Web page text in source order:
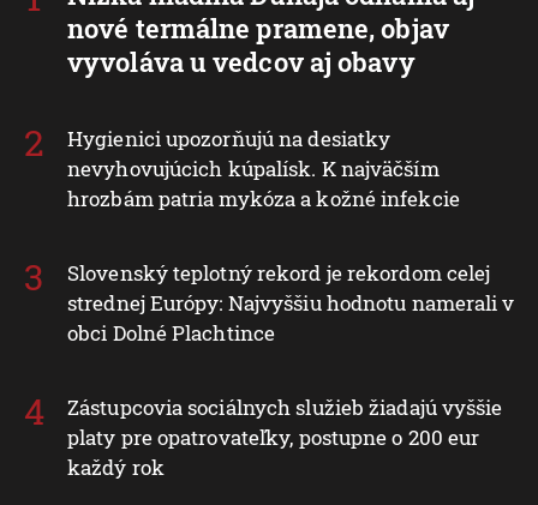
nové termálne pramene, objav
vyvoláva u vedcov aj obavy
Hygienici upozorňujú na desiatky
nevyhovujúcich kúpalísk. K najväčším
hrozbám patria mykóza a kožné infekcie
Slovenský teplotný rekord je rekordom celej
strednej Európy: Najvyššiu hodnotu namerali v
obci Dolné Plachtince
Zástupcovia sociálnych služieb žiadajú vyššie
platy pre opatrovateľky, postupne o 200 eur
každý rok